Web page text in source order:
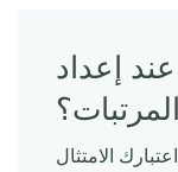
إعداد
الامتثال